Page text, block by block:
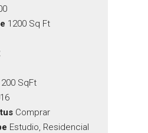
1200 Sq Ft
200 SqFt
Comprar
Estudio, Residencial